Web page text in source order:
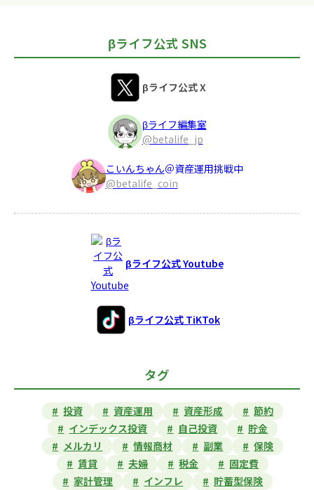
βライフ公式 SNS
βライフ公式 X
βライフ編集室
@betalife_jp
こいんちゃん＠資産運用挑戦中
@betalife_coin
βライフ公式 Youtube
βライフ公式 TiKTok
タグ
投資 資産運用 資産形成
節約
インデックス投資
自己投資
貯金
メルカリ
情報商材 副業
保険
賃貸
夫婦 税金
固定費
家計管理
インフレ 貯蓄型保険